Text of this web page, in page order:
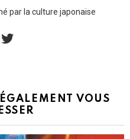
par la culture japonaise
VOUS